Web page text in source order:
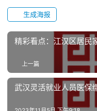
生
百
科
技
生成海报
精彩看点：江汉区居民
上一篇
武汉灵活就业人员医保